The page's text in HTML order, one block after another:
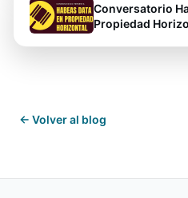
Conversatorio
Propiedad
← Volver al blog